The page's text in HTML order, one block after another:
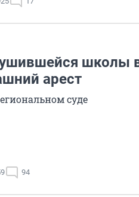
школы
арест
суде
94